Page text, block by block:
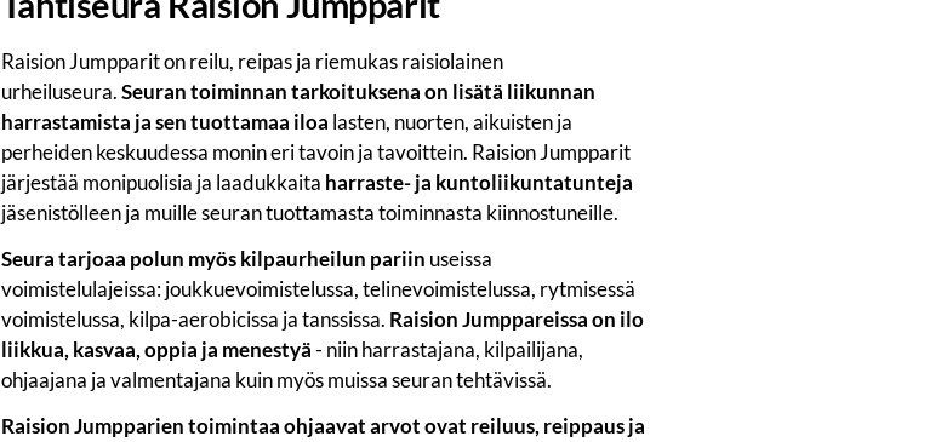
Raision Jumpparit on reilu, reipas ja riemukas raisiolainen
urheiluseura.Seuran toiminnan tarkoituksena on lisätä liikunnan
harrastamista ja sen tuottamaa iloa lasten, nuorten, aikuisten ja
perheiden keskuudessa monin eri tavoin ja tavoittein. Raision Jumpparit
järjestää monipuolisia ja laadukkaita harraste- ja kuntoliikuntatunteja
jäsenistölleen ja muille seuran tuottamasta toiminnasta kiinnostuneille.
Seura tarjoaa polun myös kilpaurheilun pariin useissa
voimistelulajeissa: joukkuevoimistelussa, telinevoimistelussa, rytmisessä
voimistelussa, kilpa-aerobicissa ja tanssissa. Raision Jumppareissa on ilo
liikkua, kasvaa, oppia ja menestyä- niin harrastajana, kilpailijana,
ohjaajana ja valmentajana kuin myös muissa seuran tehtävissä.
Raision Jumpparien toimintaa ohjaavat arvot ovat reiluus, reippaus ja